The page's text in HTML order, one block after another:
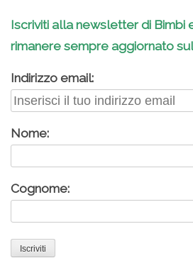
Iscriviti alla newsletter di Bimbi
rimanere sempre aggiornato
Indirizzo email:
Nome:
Cognome: